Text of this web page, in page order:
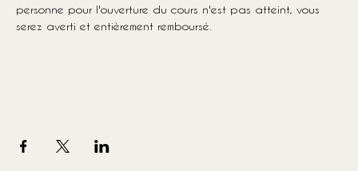
personne pour l'ouverture du cours n'est pas atteint, vous
serez averti et entièrement remboursé.